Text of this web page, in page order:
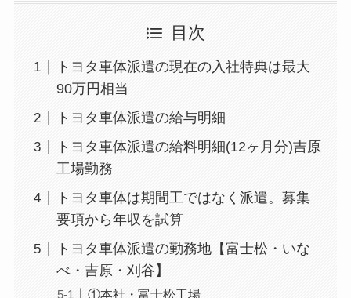
目次
トヨタ車体派遣の現在の入社特典は最大
90万円相当
トヨタ車体派遣の給与明細
トヨタ車体派遣の給料明細(12ヶ月分)吉原
工場勤務
トヨタ車体は期間工ではなく派遣。募集
要項から年収を試算
トヨタ車体派遣の勤務地【富士松・いな
べ・吉原・刈谷】
①本社・富士松工場